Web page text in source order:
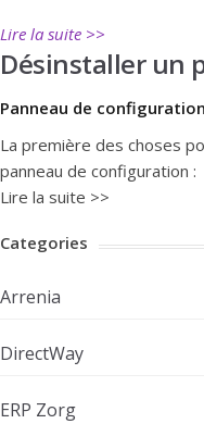
Lire la suite >>
Désinstaller un
Panneau de configuration
La première des choses
panneau de configuration :
Lire la suite >>
Categories
Arrenia
DirectWay
ERP Zorg